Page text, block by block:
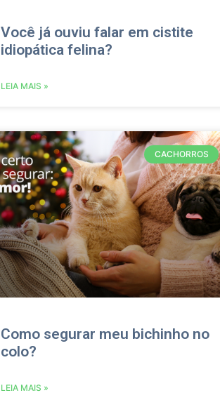
Você já ouviu falar em cistite
idiopática felina?
LEIA MAIS »
CACHORROS
Como segurar meu bichinho no
colo?
LEIA MAIS »